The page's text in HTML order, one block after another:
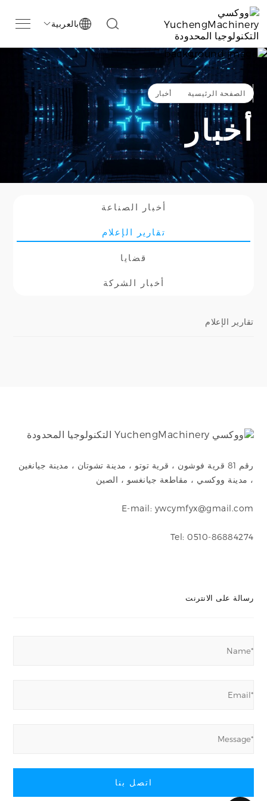
بالعربية
الصفحة الرئيسية أخبار
أخبار
أخبار الصناعة
تقارير الإعلام
قضايا
أخبار الشركة
تقارير الإعلام
رقم 81 قرية فوشون ، قرية توتو ، مدينة تشوتان ، مدينة جيانغين
، مدينة ووكسي ، مقاطعة جيانغسو ، الصين
E-mail: ywcymfyx@gmail.com
Tel: 0510-86884274
رسالة على الانترنت
اتصل بنا